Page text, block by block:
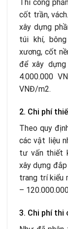
Thi công
cốt trần,
xây dựng
túi khí,
xương, cốt
để xây
4.000.000
VNĐ/m2.
2. Chi phí
Theo quy
các vật liệu
tư vấn thiết
xây dựng
trang trí kiểu
–
3. Chi phí thi